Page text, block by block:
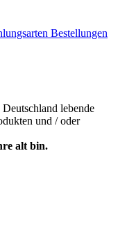
Bestellungen
lebende
und / oder
alt bin.